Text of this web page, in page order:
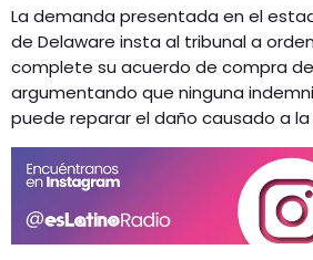
La demanda presentada en el
de Delaware insta al tribunal a
complete su acuerdo de compra
argumentando que ninguna
puede reparar el daño causado a